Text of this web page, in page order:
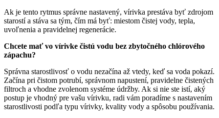
Ak je tento rytmus správne nastavený, vírivka prestáva byť zdrojom
starostí a stáva sa tým, čím má byť: miestom čistej vody, tepla,
uvoľnenia a pravidelnej regenerácie.
Chcete mať vo vírivke čistú vodu bez zbytočného chlórového
zápachu?
Správna starostlivosť o vodu nezačína až vtedy, keď sa voda pokazí.
Začína pri čistom potrubí, správnom napustení, pravidelne čistených
filtroch a vhodne zvolenom systéme údržby. Ak si nie ste istí, aký
postup je vhodný pre vašu vírivku, radi vám poradíme s nastavením
starostlivosti podľa typu vírivky, kvality vody a spôsobu používania.